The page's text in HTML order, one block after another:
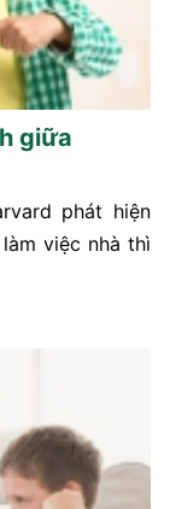
giữa
phát hiện
việc nhà thì